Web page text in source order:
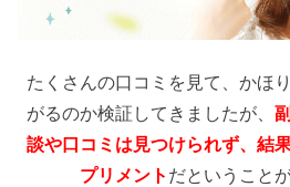
たくさんの口コミを見て、かほ
がるのか検証してきましたが、
談や口コミは見つけられず、結
プリメント だということ